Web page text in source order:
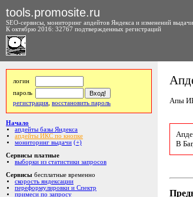
tools.promosite.ru
SEO-сервисы, мониторинг апдейтов Яндекса и изменений выдачи.
К октябрю 2016: 32767 подтвержденных регистраций
логин
пароль
регистрация восстановить пароль
Начало
апдейты базы Яндекса
апдейты ИКС по кнопке
мониторинг выдачи (+)
Сервисы платные
выборки из статистики запросов
Сервисы бесплатные временно
скорость яндексации
переформулировки и Спектр
примеси по запросу
Апы
В